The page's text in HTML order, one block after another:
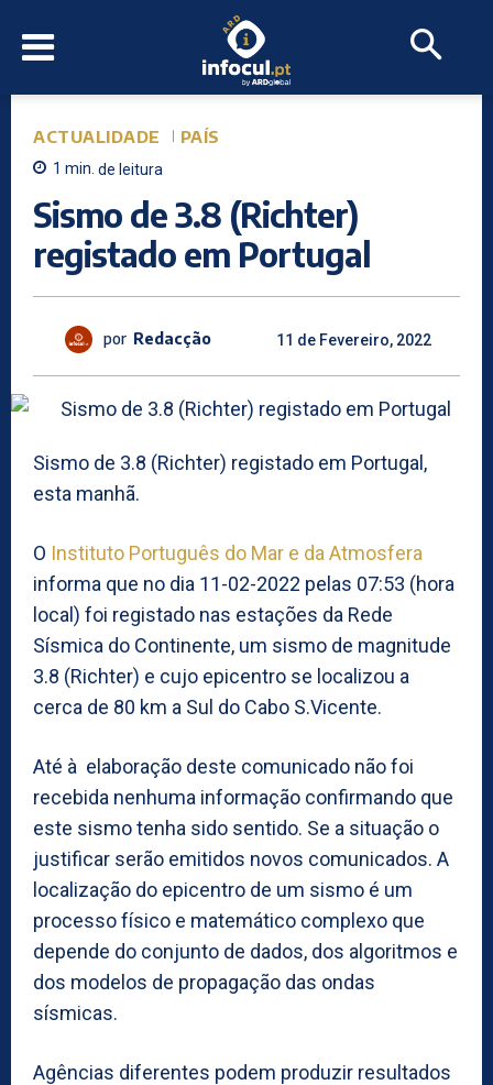
ACTUALIDADE PAÍS
1 min. de leitura
Sismo de 3.8 (Richter)
registado em Portugal
por Redacção 11 de Fevereiro, 2022
Sismo de 3.8 (Richter) registado em Portugal,
esta manhã.
O Instituto Português do Mar e da Atmosfera
informa que no dia 11-02-2022 pelas 07:53 (hora
local) foi registado nas estações da Rede
Sísmica do Continente, um sismo de magnitude
3.8 (Richter) e cujo epicentro se localizou a
cerca de 80 km a Sul do Cabo S.Vicente.
Até à elaboração deste comunicado não foi
recebida nenhuma informação confirmando que
este sismo tenha sido sentido. Se a situação o
justificar serão emitidos novos comunicados. A
localização do epicentro de um sismo é um
processo físico e matemático complexo que
depende do conjunto de dados, dos algoritmos e
dos modelos de propagação das ondas
sísmicas.
Agências diferentes podem produzir resultados